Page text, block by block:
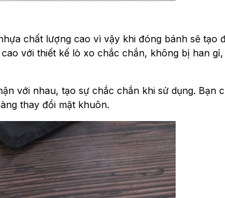
chất lượng cao vì vậy khi đóng bánh sẽ tạo
với thiết kế lò xo chắc chắn, không bị han gỉ,
với nhau, tạo sự chắc chắn khi sử dụng. Bạn
thay đổi mặt khuôn.